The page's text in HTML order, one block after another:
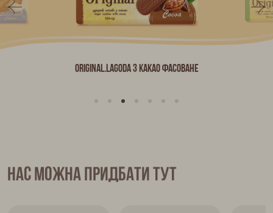
Original.Lagoda з какао фасоване
Нас можна придбати тут